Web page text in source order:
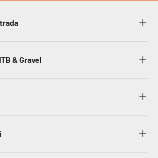
& Gravel